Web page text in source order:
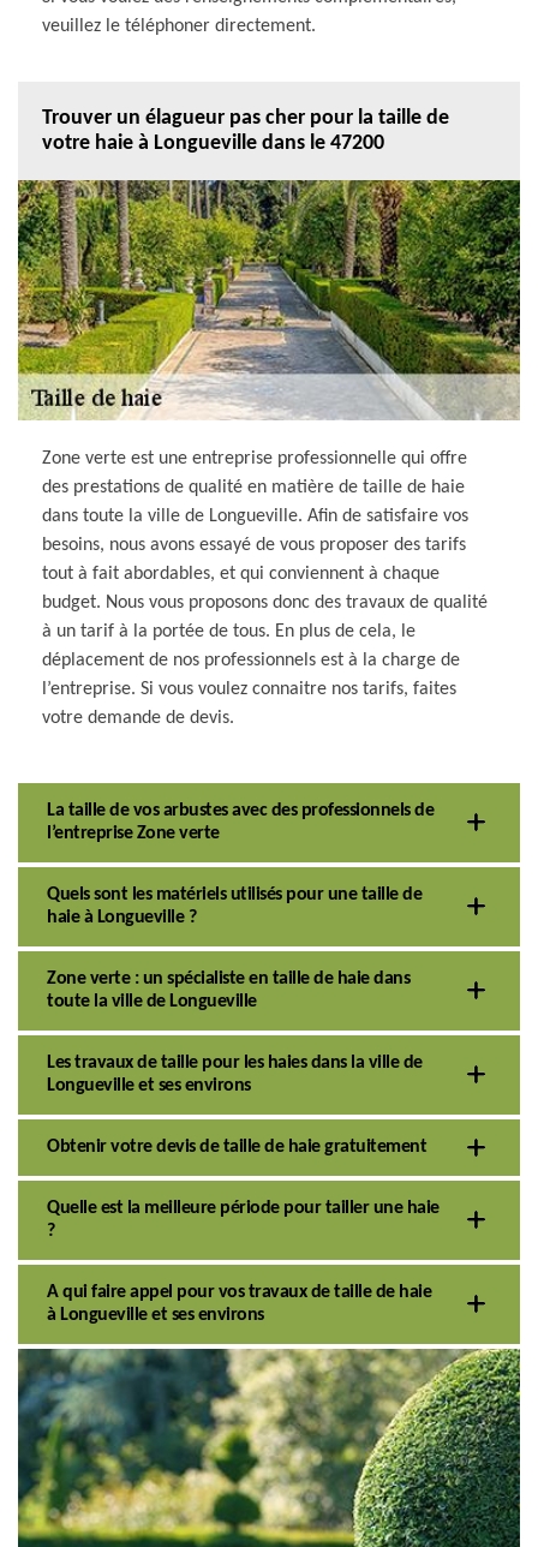
veuillez le téléphoner directement.
Trouver un élagueur pas cher pour la taille de
votre haie à Longueville dans le 47200
Zone verte est une entreprise professionnelle qui offre
des prestations de qualité en matière de taille de haie
dans toute la ville de Longueville. Afin de satisfaire vos
besoins, nous avons essayé de vous proposer des tarifs
tout à fait abordables, et qui conviennent à chaque
budget. Nous vous proposons donc des travaux de qualité
à un tarif à la portée de tous. En plus de cela, le
déplacement de nos professionnels est à la charge de
l’entreprise. Si vous voulez connaitre nos tarifs, faites
votre demande de devis.
La taille de vos arbustes avec des professionnels de
l’entreprise Zone verte
Quels sont les matériels utilisés pour une taille de
haie à Longueville ?
Zone verte : un spécialiste en taille de haie dans
toute la ville de Longueville
Les travaux de taille pour les haies dans la ville de
Longueville et ses environs
Obtenir votre devis de taille de haie gratuitement
Quelle est la meilleure période pour tailler une haie
?
A qui faire appel pour vos travaux de taille de haie
à Longueville et ses environs